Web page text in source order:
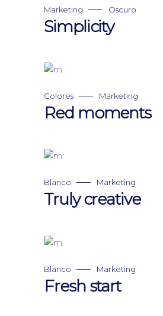
Marketing Oscuro
Simplicity
Colores Marketing
Red moments
Blanco Marketing
Truly creative
Blanco Marketing
Fresh start